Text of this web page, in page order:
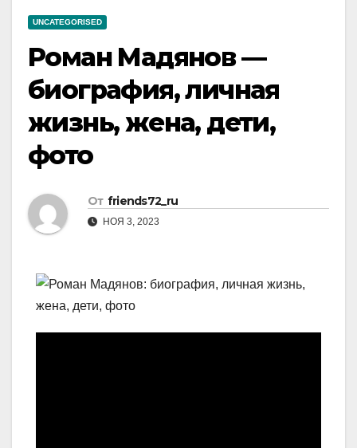
UNCATEGORISED
Роман Мадянов —
биография, личная
жизнь, жена, дети,
фото
От friends72_ru
НОЯ 3, 2023